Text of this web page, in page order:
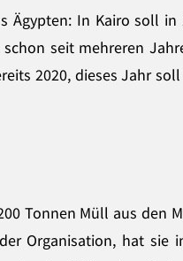
Ägypten: In Kairo soll
seit mehreren
2020, dieses Jahr
Tonnen Müll aus
Organisation, hat